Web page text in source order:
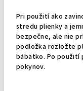
Pri použití ako
stredu plienky a
bezpečne, ale nie
podložka rozložte
bábätko. Po použití
pokynov.